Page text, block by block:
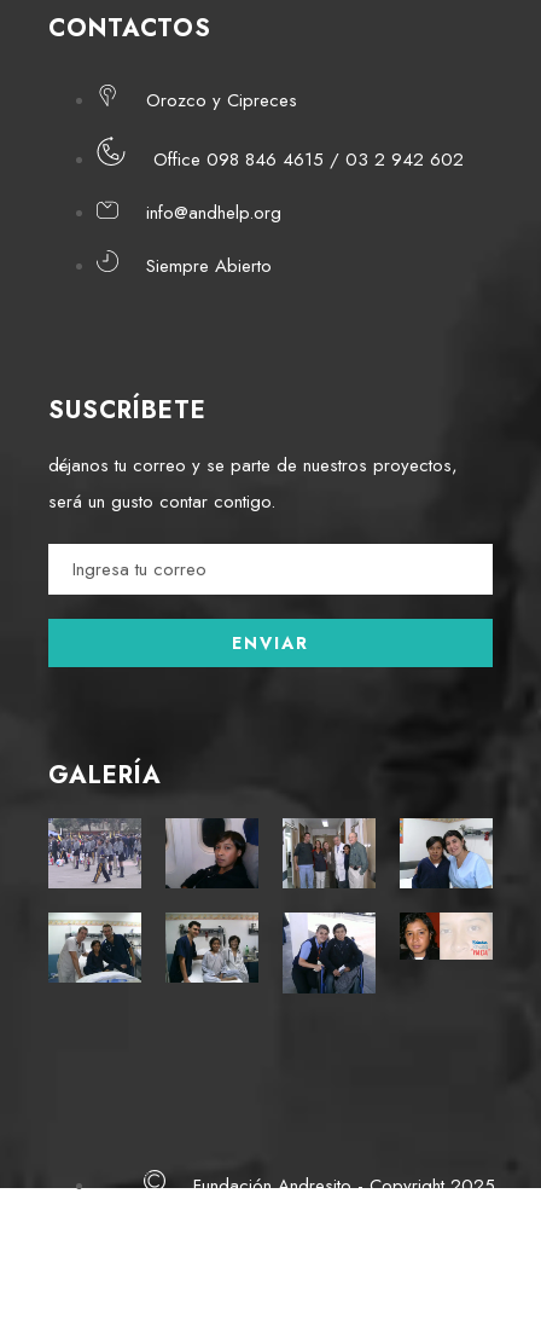
CONTACTOS
Orozco y Cipreces
Office 098 846 4615 / 03 2 942 602
info@andhelp.org
Siempre Abierto
SUSCRÍBETE
déjanos tu correo y se parte de nuestros proyectos,
será un gusto contar contigo.
GALERÍA
Fundación Andresito - Copyright 2025